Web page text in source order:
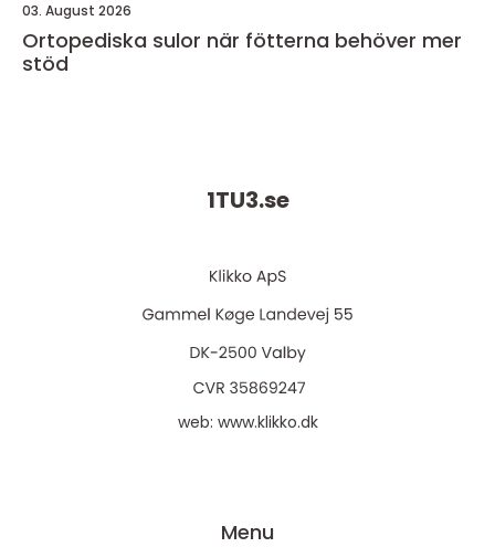
03. August 2026
Ortopediska sulor när fötterna behöver mer
stöd
1TU3.se
web: www.klikko.dk
Menu